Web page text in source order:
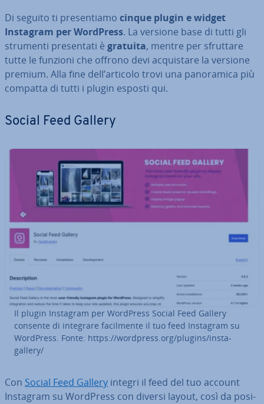
Di seguito ti pre­sen­tia­mo cinque plugin e widget
Instagram per WordPress. La versione base di tutti gli
strumenti pre­sen­ta­ti è gratuita, mentre per sfruttare
tutte le funzioni che offrono devi ac­qui­sta­re la versione
premium. Alla fine dell’articolo trovi una pa­no­ra­mi­ca più
compatta di tutti i plugin esposti qui.
Social Feed Gallery
Il plugin Instagram per WordPress Social Feed Gallery
consente di integrare fa­cil­men­te il tuo feed Instagram su
WordPress. Fonte: https://wordpress.org/plugins/insta-
gallery/
Con Social Feed Gallery integri il feed del tuo account
Instagram su WordPress con diversi layout, così da po­si­